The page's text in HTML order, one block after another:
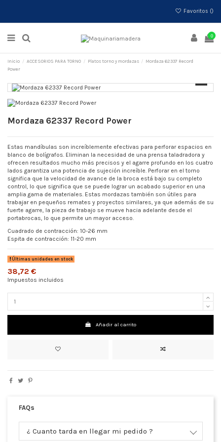
Favoritos ()
0
Inicio ACCESORIOS PARA TORNO Platos torno y mordazas
Mordaza 62337 Record
Power
Mordaza 62337 Record Power
Estas mandíbulas son increíblemente efectivas para perforar espacios en
blanco de bolígrafos. Eliminan la necesidad de una prensa taladradora y
ofrecen resultados mucho más precisos y el agarre profundo en los cuatro
lados garantiza una potencia de sujeción increíble. Perforar en el torno
significa que la velocidad de avance de la broca está bajo su completo
control, lo que significa que se puede lograr un acabado superior en una
amplia gama de materiales. Estas mordazas también son útiles para
trabajar en pequeños remates y proyectos similares, ya que además de su
fuerte agarre, la pieza de trabajo se mueve hacia adelante desde el
portabrocas, lo que permite un mayor acceso.
Cuadrado de contracción: 10-26 mm
Espita de contracción: 11-20 mm
Últimas unidades en stock
38,72 €
Impuestos incluidos
Añadir al carrito
FAQs
¿ Cuanto tarda en llegar mi pedido ?